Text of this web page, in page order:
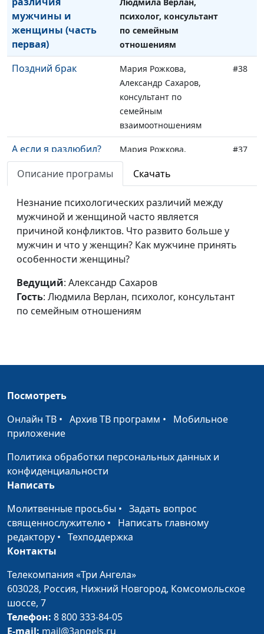
мужчины и
женщины (часть
первая)
психолог, консультант
по семейным
отношениям
Поздний брак
Мария Рожкова,
Александр Сахаров,
консультант по
семейным
взаимоотношениям
#38
А если я разлюбил?
Мария Рожкова,
Александр Сахаров,
консультант по
взаимоотношениям
#37
Границы в браке
Мария Рожкова,
Александр Сахаров,
консультант по
взаимоотношениям
Детство - подготовка
Мария Рожкова,
взаимоотношениям
Счастливый брак
консультант по
Молодожены и
родители
семейным
взаимоотношениям
Типичные ошибки
консультант по
семейным
Описание програмы Скачать
Незнание психологических различий между
мужчиной и женщиной часто является
причиной конфликтов. Что развито больше у
мужчин и что у женщин? Как мужчине принять
особенности женщины?
Ведущий: Александр Сахаров
Гость: Людмила Верлан, психолог, консультант
по семейным отношениям
Посмотреть
Онлайн ТВ • Архив ТВ программ • Мобильное
приложение
Политика обработки персональных данных и
конфиденциальности
Написать
Молитвенные просьбы • Задать вопрос
священнослужителю • Написать главному
редактору • Техподдержка
Контакты
Телекомпания «Три Ангела»
603028, Россия, Нижний Новгород, Комсомольское
шоссе, 7
Телефон: 8 800 333-84-05
E-mail: mail@3angels.ru